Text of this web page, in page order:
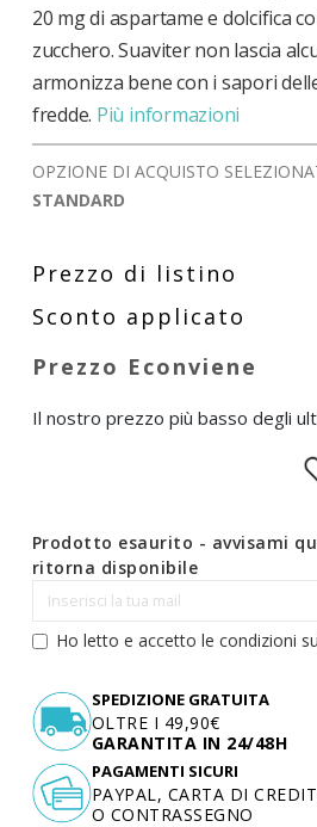
20 mg di aspartame e dolcifica
zucchero. Suaviter non lascia
armonizza bene con i sapori
fredde. Più informazioni
OPZIONE DI ACQUISTO
STANDARD
Il nostro prezzo più basso degli
Prodotto esaurito - avvisami
ritorna disponibile
Ho letto e accetto le condizioni
SPEDIZIONE GRATUITA
OLTRE I 49,90€
GARANTITA IN 24/48H
PAGAMENTI SICURI
PAYPAL, CARTA DI
O CONTRASSEGNO